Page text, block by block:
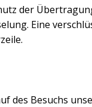
der
Eine
des Besuchs